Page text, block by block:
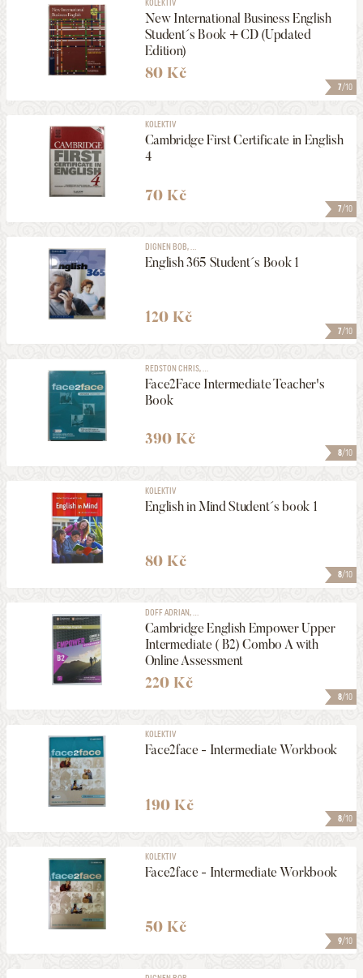
7/10
KOLEKTIV
New International Business English
Student´s Book + CD (Updated
Edition)
80 Kč
7/10
KOLEKTIV
Cambridge First Certificate in English
4
70 Kč
7/10
DIGNEN BOB, ...
English 365 Student´s Book 1
120 Kč
8/10
REDSTON CHRIS, ...
Face2Face Intermediate Teacher's
Book
390 Kč
8/10
KOLEKTIV
English in Mind Student´s book 1
80 Kč
8/10
DOFF ADRIAN, ...
Cambridge English Empower Upper
Intermediate ( B2) Combo A with
Online Assessment
220 Kč
8/10
KOLEKTIV
Face2face - Intermediate Workbook
190 Kč
9/10
KOLEKTIV
Face2face - Intermediate Workbook
50 Kč